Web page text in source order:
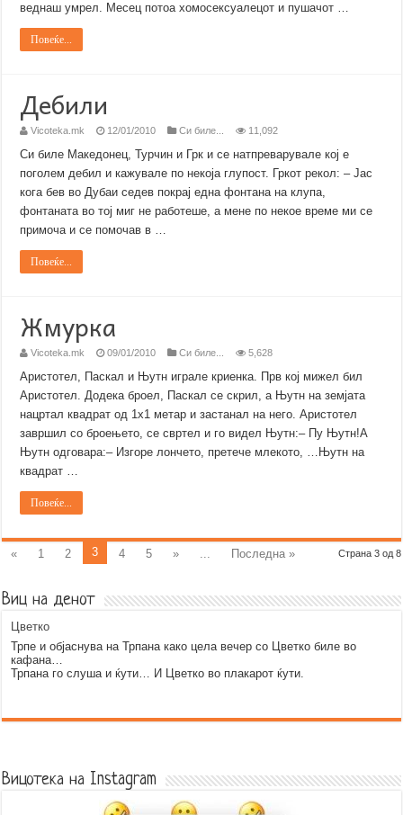
веднаш умрел. Месец потоа хомосексуалецот и пушачот …
Повеќе...
Дебили
Vicoteka.mk 12/01/2010 Си биле... 11,092
Си биле Македонец, Турчин и Грк и се натпреварувале кој е
поголем дебил и кажувале по некоја глупост. Гркот рекол: – Јас
кога бев во Дубаи седев покрај една фонтана на клупа,
фонтаната во тој миг не работеше, а мене по некое време ми се
примоча и се помочав в …
Повеќе...
Жмурка
Vicoteka.mk 09/01/2010 Си биле... 5,628
Аристотел, Паскал и Њутн играле криенка. Прв кој мижел бил
Аристотел. Додека броел, Паскал се скрил, а Њутн на земјата
нацртал квадрат од 1х1 метар и застанал на него. Аристотел
завршил со броењето, се свртел и го видел Њутн:– Пу Њутн!А
Њутн одговара:– Изгоре лончето, претече млекото, …Њутн на
квадрат …
Повеќе...
Страна 3 од 8
« 1 2 3 4 5 » ... Последна »
Виц на денот
Цветко
Трпе и објаснува на Трпана како цела вечер со Цветко биле во
кафана…
Трпана го слуша и ќути… И Цветко во плакарот ќути.
Вицотека на Instagram